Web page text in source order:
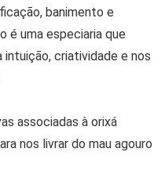
banimento e
é uma especiaria que
criatividade e nos
associadas à orixá
nos livrar do mau agouro